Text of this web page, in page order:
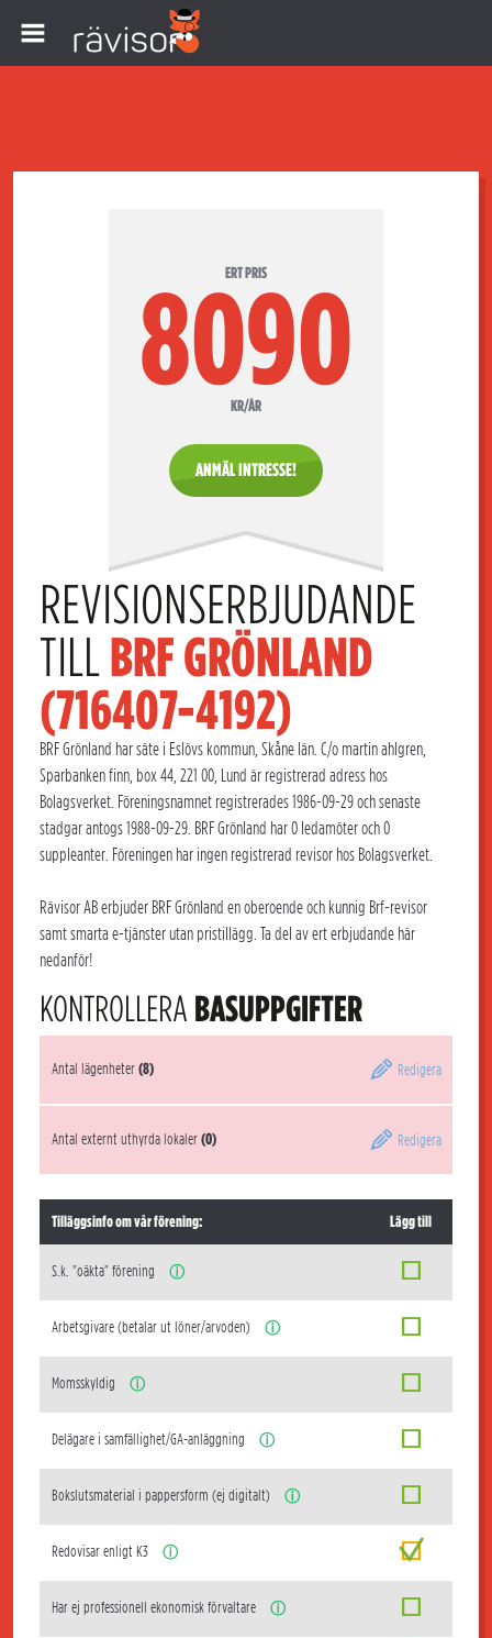
ERT PRIS
8090
KR/ÅR
ANMÄL INTRESSE!
REVISIONSERBJUDANDE
TILL BRF GRÖNLAND
(716407-4192)
BRF Grönland har säte i Eslövs kommun, Skåne län. C/o martin ahlgren,
Sparbanken finn, box 44, 221 00, Lund är registrerad adress hos
Bolagsverket. Föreningsnamnet registrerades 1986-09-29 och senaste
stadgar antogs 1988-09-29. BRF Grönland har 0 ledamöter och 0
suppleanter. Föreningen har ingen registrerad revisor hos Bolagsverket.
Rävisor AB erbjuder BRF Grönland en oberoende och kunnig Brf-revisor
samt smarta e-tjänster utan pristillägg. Ta del av ert erbjudande här
nedanför!
KONTROLLERA BASUPPGIFTER
Antal lägenheter(8) Redigera
Antal externt uthyrda lokaler(0) Redigera
Tilläggsinfo om vår förening: Lägg till
S.k. "oäkta" förening ⓘ
Arbetsgivare (betalar ut löner/arvoden) ⓘ
Momsskyldig ⓘ
Delägare i samfällighet/GA-anläggning ⓘ
Bokslutsmaterial i pappersform (ej digitalt) ⓘ
Redovisar enligt K3 ⓘ
Har ej professionell ekonomisk förvaltare ⓘ